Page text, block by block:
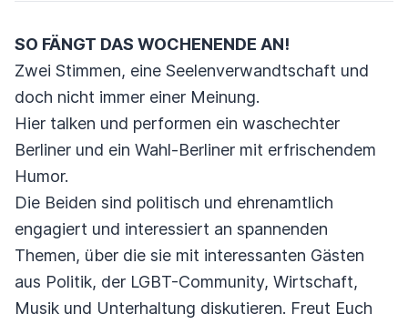
SO FÄNGT DAS WOCHENENDE AN!
Zwei Stimmen, eine Seelenverwandtschaft und
doch nicht immer einer Meinung.
Hier talken und performen ein waschechter
Berliner und ein Wahl-Berliner mit erfrischendem
Humor.
Die Beiden sind politisch und ehrenamtlich
engagiert und interessiert an spannenden
Themen, über die sie mit interessanten Gästen
aus Politik, der LGBT-Community, Wirtschaft,
Musik und Unterhaltung diskutieren. Freut Euch